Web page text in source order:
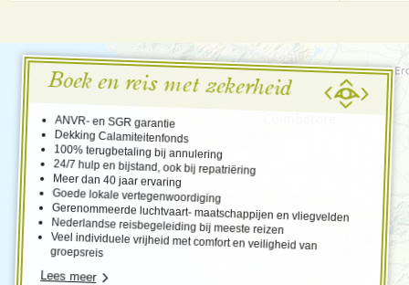
Boek en reis met zekerheid
ANVR- en SGR garantie
Dekking Calamiteitenfonds
100% terugbetaling bij annulering
24/7 hulp en bijstand, ook bij repatriëring
Meer dan 40 jaar ervaring
Goede lokale vertegenwoordiging
Gerenommeerde luchtvaart- maatschappijen en vliegvelden
Nederlandse reisbegeleiding bij meeste reizen
Veel individuele vrijheid met comfort en veiligheid van
groepsreis
Lees meer